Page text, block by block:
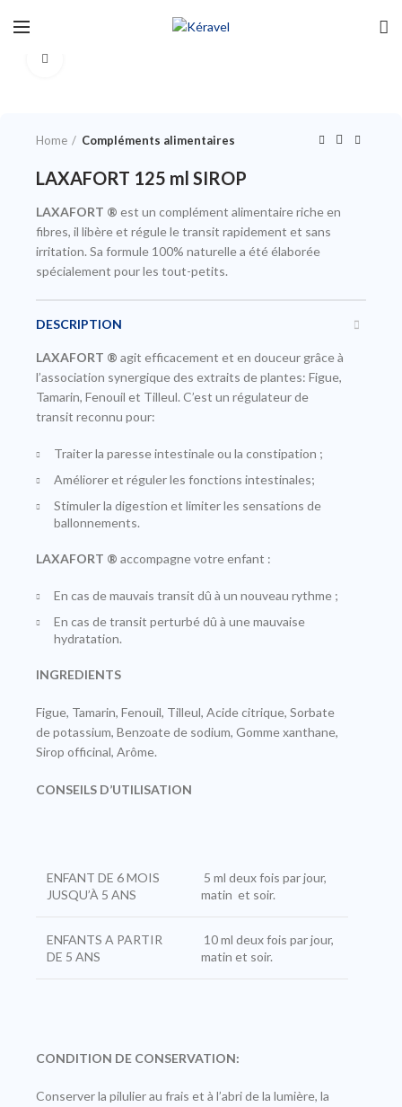
Home Compléments alimentaires
LAXAFORT 125 ml SIROP
LAXAFORT ® est un complément alimentaire riche en
fibres, il libère et régule le transit rapidement et sans
irritation. Sa formule 100% naturelle a été élaborée
spécialement pour les tout-petits.
DESCRIPTION
LAXAFORT ® agit efficacement et en douceur grâce à
l’association synergique des extraits de plantes: Figue,
Tamarin, Fenouil et Tilleul. C’est un régulateur de
transit reconnu pour:
Traiter la paresse intestinale ou la constipation ;
Améliorer et réguler les fonctions intestinales;
Stimuler la digestion et limiter les sensations de
ballonnements.
LAXAFORT ® accompagne votre enfant :
En cas de mauvais transit dû à un nouveau rythme ;
En cas de transit perturbé dû à une mauvaise
hydratation.
INGREDIENTS
Figue, Tamarin, Fenouil, Tilleul, Acide citrique, Sorbate
de potassium, Benzoate de sodium, Gomme xanthane,
Sirop officinal, Arôme.
CONSEILS D’UTILISATION
ENFANT DE 6 MOIS
JUSQU’À 5 ANS
5 ml deux fois par jour,
matin et soir.
ENFANTS A PARTIR
DE 5 ANS
10 ml deux fois par jour,
matin et soir.
CONDITION DE CONSERVATION:
Conserver la pilulier au frais et à l’abri de la lumière, la